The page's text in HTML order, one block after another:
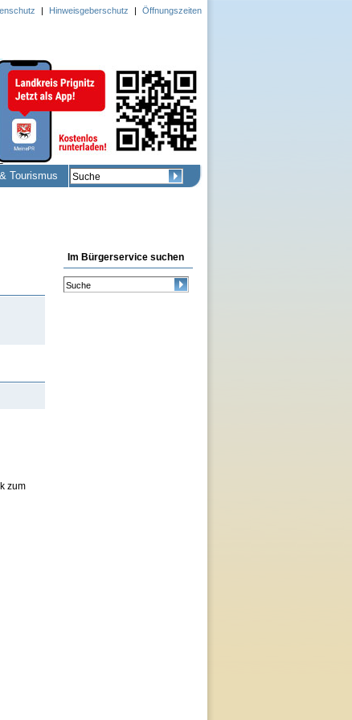
zum
Im Bürgerservice suchen
| Hinweisgeberschutz | Öffnungszeiten
Tourismus